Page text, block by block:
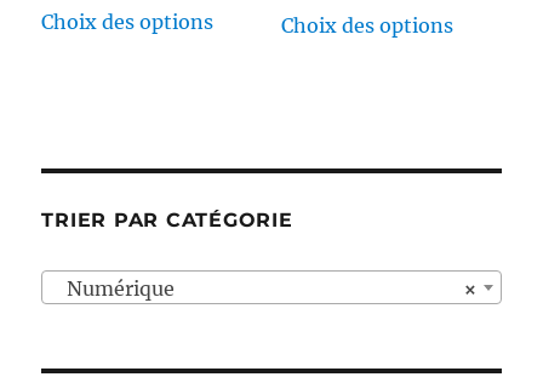
prix :
Choix des options
produit
Les
options
être
choisies
prix :
Choix des options
produit
Les
être
choisies
TRIER PAR CATÉGORIE
×
Numérique